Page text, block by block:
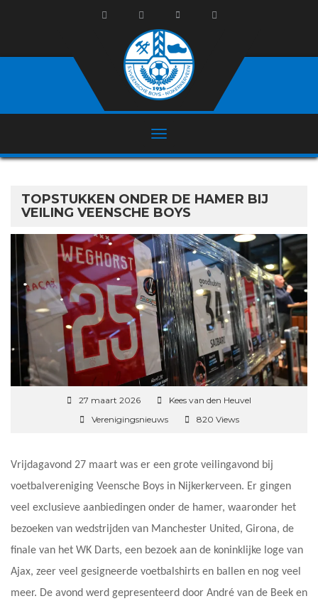
TOPSTUKKEN ONDER DE HAMER BIJ
VEILING VEENSCHE BOYS
27 maart 2026
Kees van den Heuvel
Verenigingsnieuws
820 Views
Vrijdagavond 27 maart was er een grote veilingavond bij
voetbalvereniging Veensche Boys in Nijkerkerveen. Er gingen
veel exclusieve aanbiedingen onder de hamer, waaronder het
bezoeken van wedstrijden van Manchester United, Girona, de
finale van het WK Darts, een bezoek aan de koninklijke loge van
Ajax, zeer veel gesigneerde voetbalshirts en ballen en nog veel
meer. De avond werd gepresenteerd door André van de Beek en